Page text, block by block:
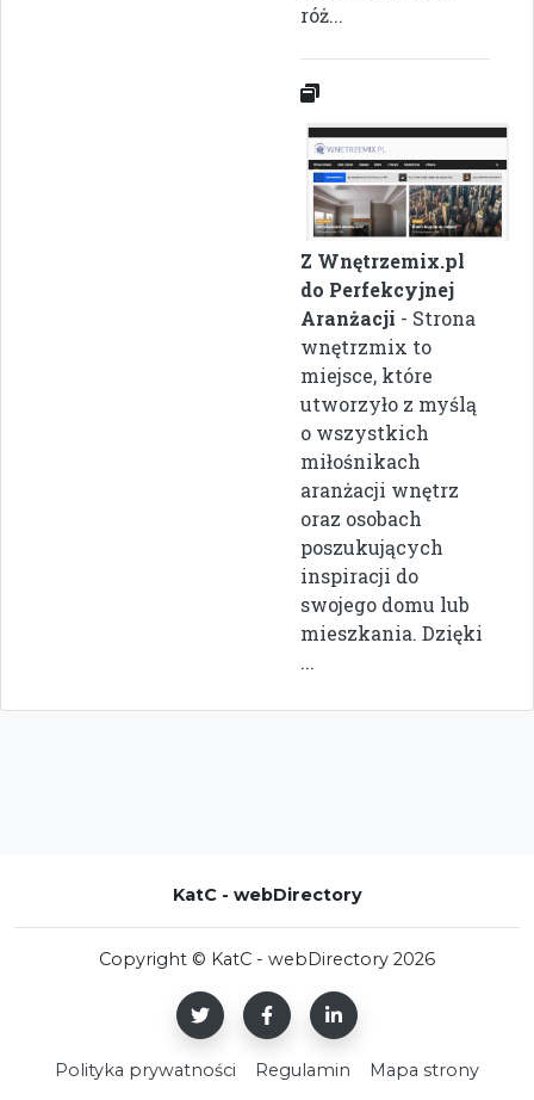
róż...
Z Wnętrzemix.pl
do Perfekcyjnej
Aranżacji - Strona
wnętrzmix to
miejsce, które
utworzyło z myślą
o wszystkich
miłośnikach
aranżacji wnętrz
oraz osobach
poszukujących
inspiracji do
swojego domu lub
mieszkania. Dzięki
...
KatC - webDirectory
Copyright © KatC - webDirectory 2026
Polityka prywatności Regulamin Mapa strony